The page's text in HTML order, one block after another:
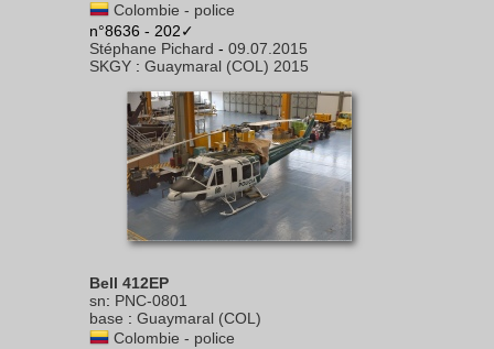
Colombie - police
n°8636 - 202✓
Stéphane Pichard - 09.07.2015
SKGY : Guaymaral (COL) 2015
Bell 412EP
sn: PNC-0801
base : Guaymaral (COL)
Colombie - police